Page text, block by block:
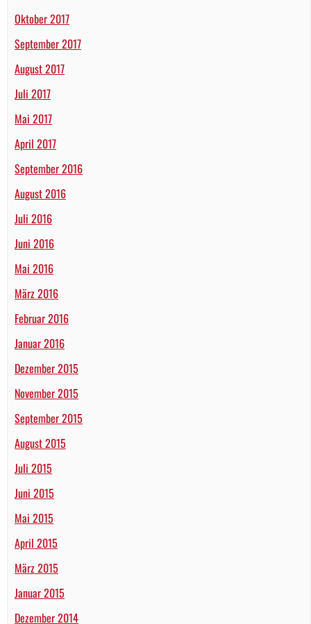
Oktober 2017
September 2017
August 2017
Juli 2017
Mai 2017
April 2017
September 2016
August 2016
Juli 2016
Juni 2016
Mai 2016
März 2016
Februar 2016
Januar 2016
Dezember 2015
November 2015
September 2015
August 2015
Juli 2015
Juni 2015
Mai 2015
April 2015
März 2015
Januar 2015
Dezember 2014